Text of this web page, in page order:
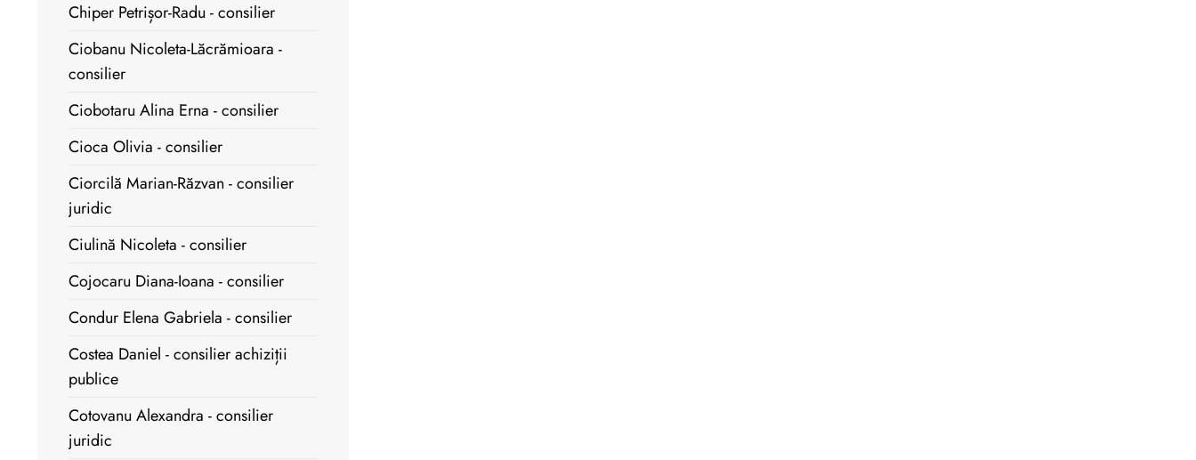
Chiper Petrișor-Radu - consilier
Ciobanu Nicoleta-Lăcrămioara -
consilier
Ciobotaru Alina Erna - consilier
Cioca Olivia - consilier
Ciorcilă Marian-Răzvan - consilier
juridic
Ciulină Nicoleta - consilier
Cojocaru Diana-Ioana - consilier
Condur Elena Gabriela - consilier
Costea Daniel - consilier achiziții
publice
Cotovanu Alexandra - consilier
juridic